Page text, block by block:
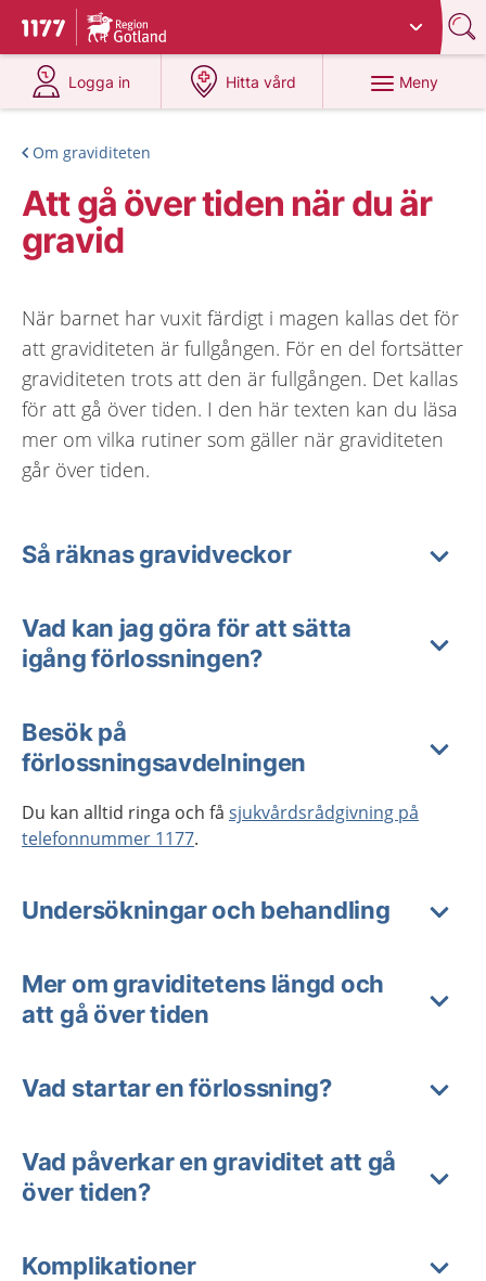
Till startsidan för 1177
Du har valt region
Logga in
på 1177.se
Hitta vård
på 1177.se
Meny
Om graviditeten
Att gå över tiden när du är
gravid
När barnet har vuxit färdigt i magen kallas det för
att graviditeten är fullgången. För en del fortsätter
graviditeten trots att den är fullgången. Det kallas
för att gå över tiden. I den här texten kan du läsa
mer om vilka rutiner som gäller när graviditeten
går över tiden.
Så räknas gravidveckor
Vad kan jag göra för att sätta
igång förlossningen?
Besök på
förlossningsavdelningen
Du kan alltid ringa och få sjukvårdsrådgivning på
telefonnummer 1177.
Undersökningar och behandling
Mer om graviditetens längd och
att gå över tiden
Vad startar en förlossning?
Vad påverkar en graviditet att gå
över tiden?
Komplikationer